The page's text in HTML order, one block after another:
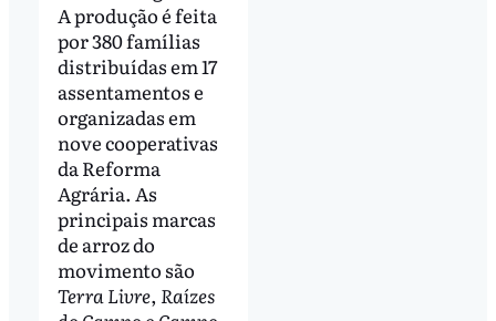
A produção é feita
por 380 famílias
distribuídas em 17
assentamentos e
organizadas em
nove cooperativas
da Reforma
Agrária. As
principais marcas
de arroz do
movimento são
Terra Livre, Raízes